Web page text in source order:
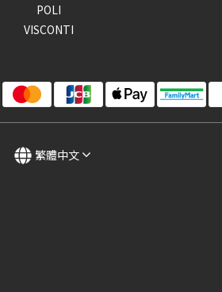
POLI
VISCONTI
繁體中文